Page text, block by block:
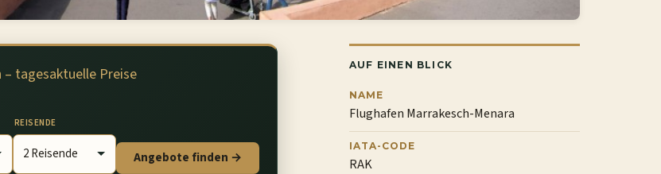
– tagesaktuelle Preise
REISENDE
Angebote finden →
AUF EINEN BLICK
NAME
Flughafen Marrakesch-Menara
IATA-CODE
RAK